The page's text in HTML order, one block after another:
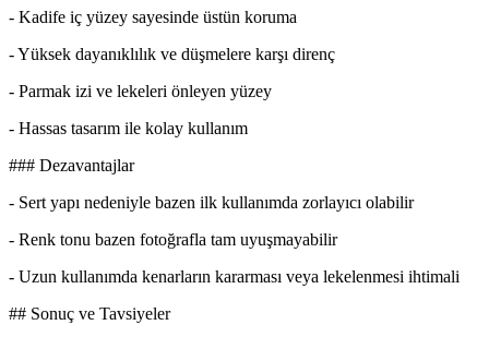
- Kadife iç yüzey sayesinde üstün koruma
- Yüksek dayanıklılık ve düşmelere karşı direnç
- Parmak izi ve lekeleri önleyen yüzey
- Hassas tasarım ile kolay kullanım
### Dezavantajlar
- Sert yapı nedeniyle bazen ilk kullanımda zorlayıcı olabilir
- Renk tonu bazen fotoğrafla tam uyuşmayabilir
- Uzun kullanımda kenarların kararması veya lekelenmesi ihtimali
## Sonuç ve Tavsiyeler